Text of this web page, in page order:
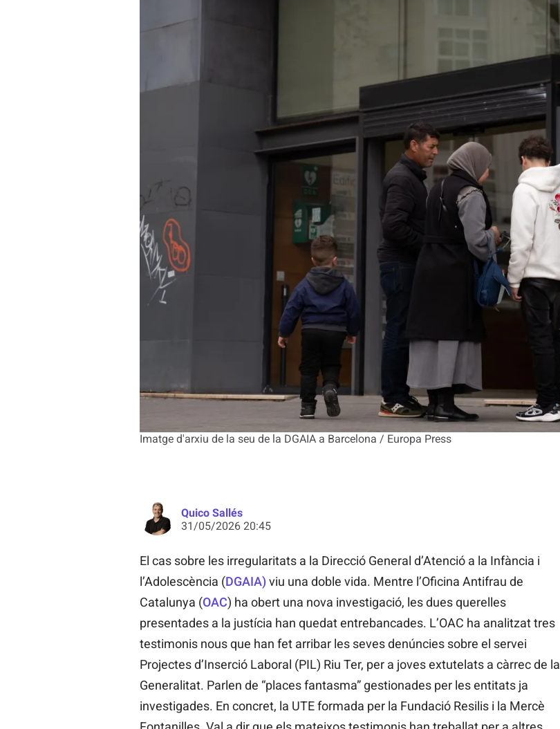
Imatge d'arxiu de la seu de la DGAIA a Barcelona / Europa Press
Quico Sallés
31/05/2026 20:45
El cas sobre les irregularitats a la Direcció General d’Atenció a la Infància i
l’Adolescència (DGAIA)viu una doble vida. Mentre l’Oficina Antifrau de
Catalunya (OAC) ha obert una nova investigació, les dues querelles
presentades a la justícia han quedat entrebancades. L’OAC ha analitzat tres
testimonis nous que han fet arribar les seves denúncies sobre el servei
Projectes d’Inserció Laboral (PIL) Riu Ter, per a joves extutelats a càrrec de la
Generalitat. Parlen de “places fantasma” gestionades per les entitats ja
investigades. En concret, la UTE formada per la Fundació Resilis i la Mercè